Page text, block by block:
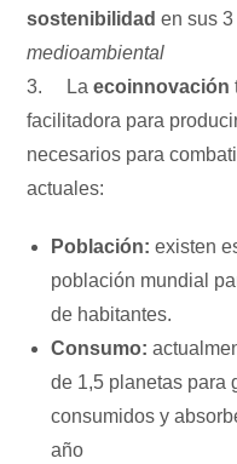
sostenibilidad en sus
medioambiental
3. Laecoinnovación
facilitadora para
necesarios para
actuales:
Población: existen
población mundial
de habitantes.
Consumo:
de 1,5 planetas para
consumidos y
año